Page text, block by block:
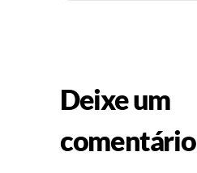
Deixe um
comentário